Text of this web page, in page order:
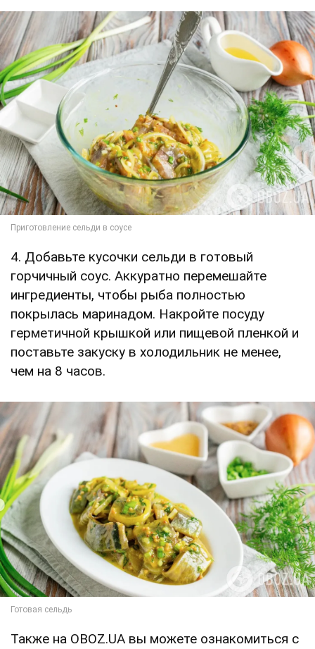
4. Добавьте кусочки сельди в готовый
горчичный соус. Аккуратно перемешайте
ингредиенты, чтобы рыба полностью
покрылась маринадом. Накройте посуду
герметичной крышкой или пищевой пленкой и
поставьте закуску в холодильник не менее,
чем на 8 часов.
Также на OBOZ.UA вы можете ознакомиться с